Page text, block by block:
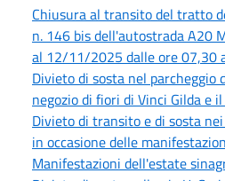
Chiusura al transito del tratto
n. 146 bis dell'autostrada A20
al 12/11/2025 dalle ore 07,30
Divieto di sosta nel parcheggio
negozio di fiori di Vinci Gilda e
Divieto di transito e di sosta
in occasione delle
Manifestazioni dell'estate